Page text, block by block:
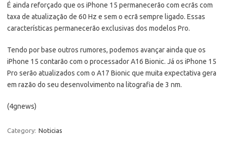
É ainda reforçado que os iPhone 15 permanecerão com ecrãs com
taxa de atualização de 60 Hz e sem o ecrã sempre ligado. Essas
características permanecerão exclusivas dos modelos Pro.
Tendo por base outros rumores, podemos avançar ainda que os
iPhone 15 contarão com o processador A16 Bionic. Já os iPhone 15
Pro serão atualizados com o A17 Bionic que muita expectativa gera
em razão do seu desenvolvimento na litografia de 3 nm.
(4gnews)
Category: Noticias